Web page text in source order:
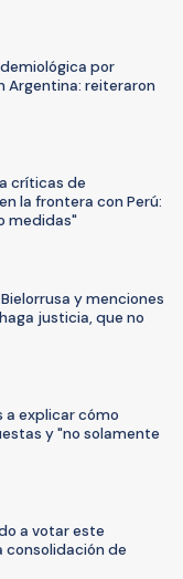
por
Argentina: reiteraron
críticas de
la frontera con Perú:
medidas"
y menciones
justicia, que no
a explicar cómo
y "no solamente
a votar este
consolidación de